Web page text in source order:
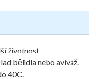
životnost.
bělidla nebo aviváž.
40C.